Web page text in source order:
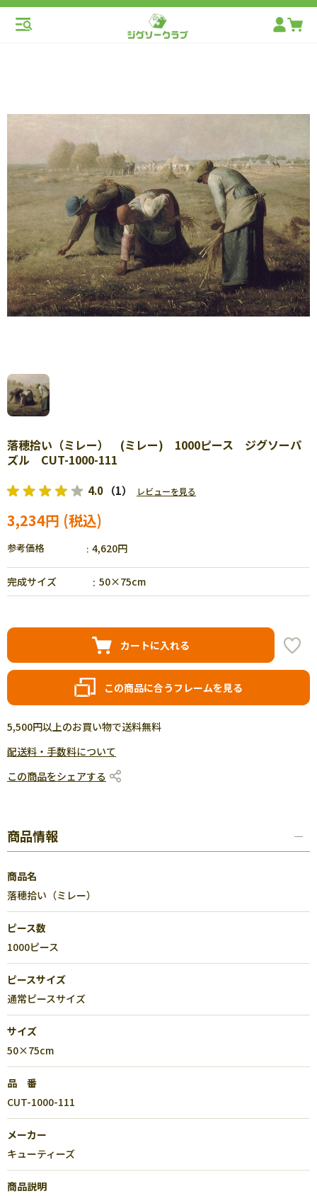
落穂拾い（ミレー） (ミレー) 1000ピース ジグソーパ
ズル CUT-1000-111
4.0 （1） レビューを見る
3,234円
参考価格 4,620円
完成サイズ 50×75cm
カートに入れる
この商品に合うフレームを見る
5,500円以上のお買い物で送料無料
配送料・手数料について
この商品をシェアする
商品情報
商品名
落穂拾い（ミレー）
ピース数
1000ピース
ピースサイズ
通常ピースサイズ
サイズ
50×75cm
品 番
CUT-1000-111
メーカー
キューティーズ
商品説明